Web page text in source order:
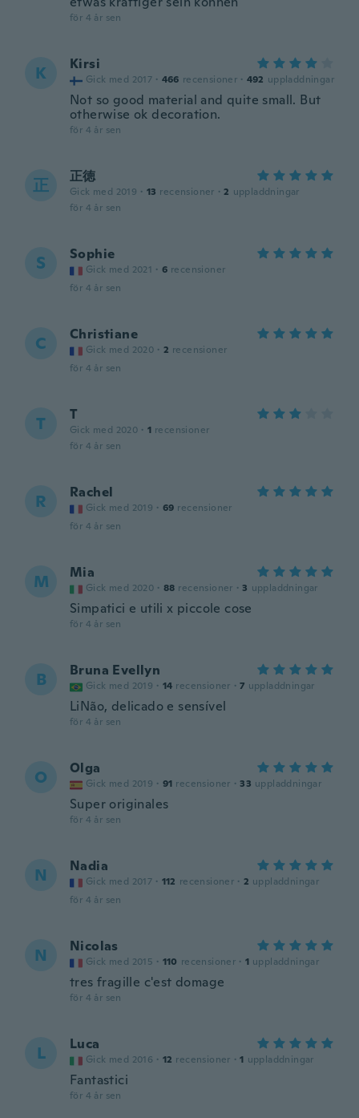
för 4 år sen
K Kirsi
Gick med 2017 · 466 recensioner · 492 uppladdningar
Not so good material and quite small. But
otherwise ok decoration.
för 4 år sen
正 正徳
Gick med 2019 · 13 recensioner · 2 uppladdningar
för 4 år sen
S Sophie
Gick med 2021 · 6 recensioner
för 4 år sen
C Christiane
Gick med 2020 · 2 recensioner
för 4 år sen
T T
Gick med 2020 · 1 recensioner
för 4 år sen
R Rachel
Gick med 2019 · 69 recensioner
för 4 år sen
M Mia
Gick med 2020 · 88 recensioner · 3 uppladdningar
Simpatici e utili x piccole cose
för 4 år sen
B Bruna Evellyn
Gick med 2019 · 14 recensioner · 7 uppladdningar
LiNão, delicado e sensível
för 4 år sen
O Olga
Gick med 2019 · 91 recensioner · 33 uppladdningar
Super originales
för 4 år sen
N Nadia
Gick med 2017 · 112 recensioner · 2 uppladdningar
för 4 år sen
N Nicolas
Gick med 2015 · 110 recensioner · 1 uppladdningar
tres fragille c'est domage
för 4 år sen
L Luca
Gick med 2016 · 12 recensioner · 1 uppladdningar
Fantastici
för 4 år sen